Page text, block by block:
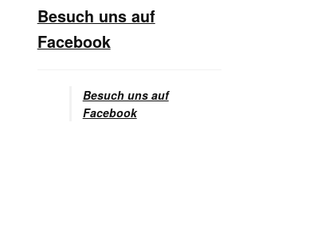
Besuch uns auf
Facebook
Besuch uns auf
Facebook